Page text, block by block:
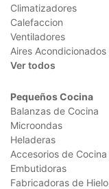
Climatizadores
Calefaccion
Ventiladores
Aires Acondicionados
Ver todos
Pequeños Cocina
Balanzas de Cocina
Microondas
Heladeras
Accesorios de Cocina
Embutidoras
Fabricadoras de Hielo